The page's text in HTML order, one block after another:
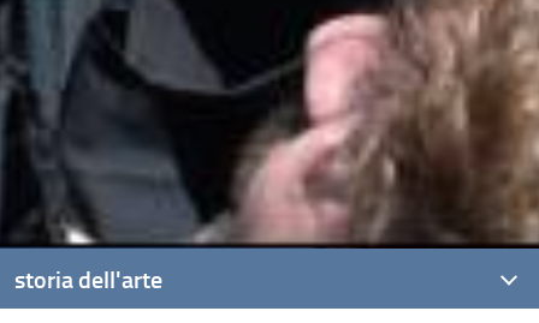
storia dell'arte